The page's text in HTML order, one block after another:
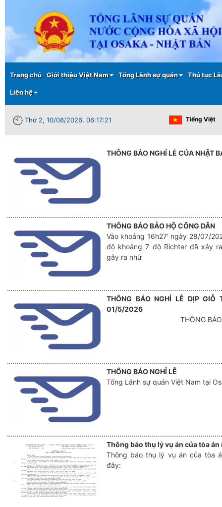
Main menu
Trang chủ Giới thiệu Việt Nam Tổng Lãnh sự quán Thủ tục
Liên hệ
Thứ 2, 10/08/2026, 06:17:21 Tiếng Việt
THÔNG BÁO NGHỈ LỄ CỦA NHẬT
THÔNG BÁO BẢO HỘ CÔNG DÂN
Vào khoảng 16h27’ ngày 28/07/
độ khoảng 7 độ Richter đã xảy
gây ra nhữ
THÔNG BÁO NGHỈ LỄ DỊP
01/5/2026
THÔNG
THÔNG BÁO NGHỈ LỄ
Tổng Lãnh sự quán Việt Nam tại
Thông báo thụ lý vụ án của tòa
Thông báo thụ lý vụ án của tòa
đây: